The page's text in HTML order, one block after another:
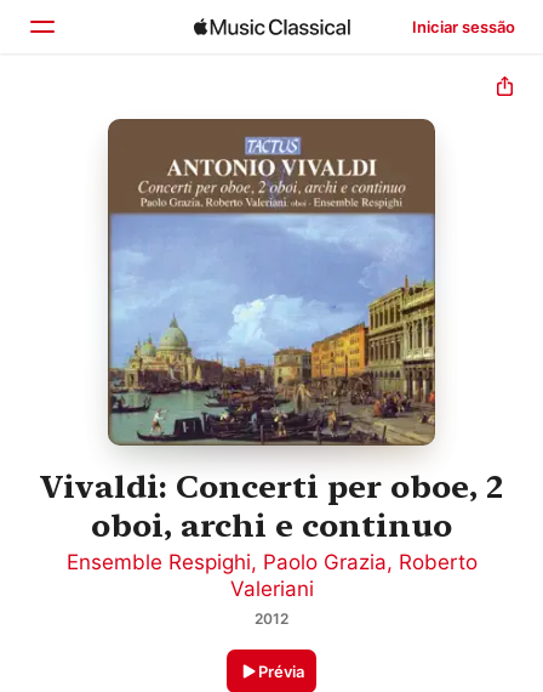
Iniciar sessão
Início
Buscar
Vivaldi: Concerti per oboe, 2
oboi, archi e continuo
Ensemble Respighi, Paolo Grazia, Roberto
Valeriani
2012
Prévia